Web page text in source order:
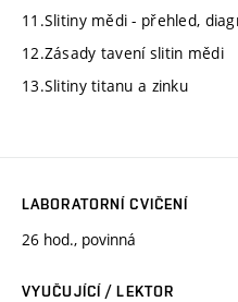
11.Slitiny mědi - přehled,
12.Zásady tavení slitin mědi
13.Slitiny titanu a zinku
LABORATORNÍ CVIČENÍ
26 hod., povinná
VYUČUJÍCÍ / LEKTOR